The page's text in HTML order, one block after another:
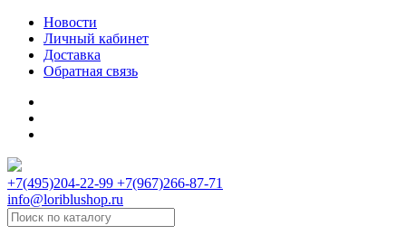
Новости
Личный кабинет
Доставка
Обратная связь
+7(495)204-22-99 +7(967)266-87-71
info@loriblushop.ru